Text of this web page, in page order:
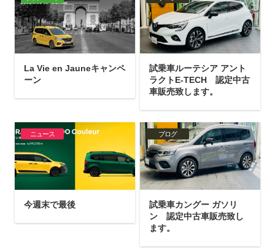
La Vie en Jauneキャンペ
ーン
試乗車ルーテシア アント
ラクトE-TECH 認定中古
車販売致します。
ニュース
今週末で最後
ブログ
試乗車カングー ガソリ
ン 認定中古車販売致し
ます。